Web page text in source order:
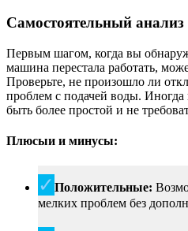
Самостоятельный
Первым шагом, когда вы
машина перестала работать,
Проверьте, не произошло ли
проблем с подачей воды.
быть более простой и не
Плюсыи и минусы:
Положительные:
мелких проблем без